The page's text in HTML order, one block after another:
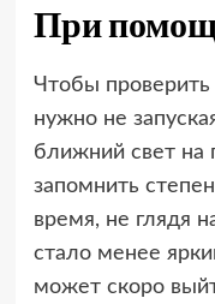
При
Чтобы проверить
нужно не
ближний свет на
запомнить
время, не глядя
стало менее
может скоро